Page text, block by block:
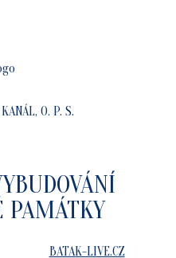
O. P. S.
PAMÁTKY
BATAK-LIVE.CZ